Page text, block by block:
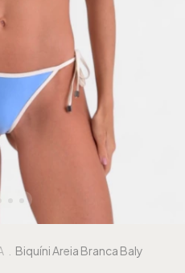
Biquíni Areia Branca Baly